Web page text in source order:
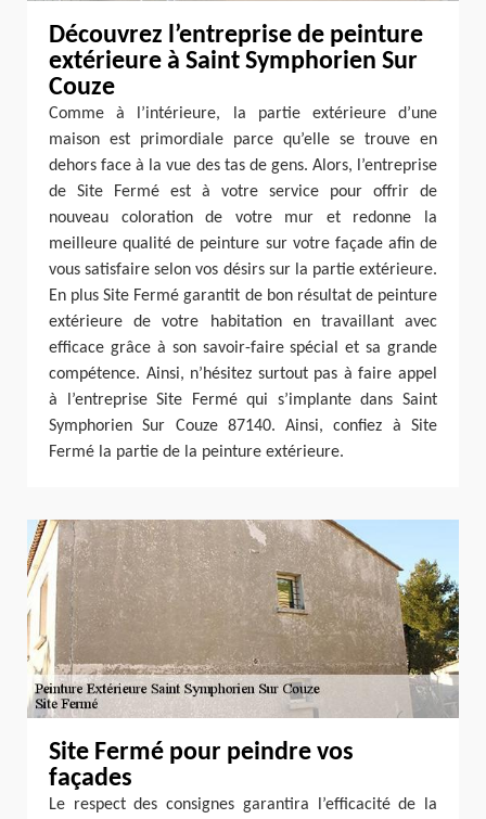
Découvrez l’entreprise de peinture
extérieure à Saint Symphorien Sur
Couze
Comme à l’intérieure, la partie extérieure d’une
maison est primordiale parce qu’elle se trouve en
dehors face à la vue des tas de gens. Alors, l’entreprise
de Site Fermé est à votre service pour offrir de
nouveau coloration de votre mur et redonne la
meilleure qualité de peinture sur votre façade afin de
vous satisfaire selon vos désirs sur la partie extérieure.
En plus Site Fermé garantit de bon résultat de peinture
extérieure de votre habitation en travaillant avec
efficace grâce à son savoir-faire spécial et sa grande
compétence. Ainsi, n’hésitez surtout pas à faire appel
à l’entreprise Site Fermé qui s’implante dans Saint
Symphorien Sur Couze 87140. Ainsi, confiez à Site
Fermé la partie de la peinture extérieure.
Site Fermé pour peindre vos
façades
Le respect des consignes garantira l’efficacité de la